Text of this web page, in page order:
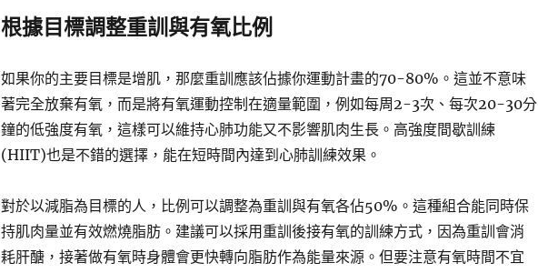
根據目標調整重訓與有氧比例
如果你的主要目標是增肌，那麼重訓應該佔據你運動計畫的70-80%。這並不意味
著完全放棄有氧，而是將有氧運動控制在適量範圍，例如每周2-3次、每次20-30分
鐘的低強度有氧，這樣可以維持心肺功能又不影響肌肉生長。高強度間歇訓練
(HIIT)也是不錯的選擇，能在短時間內達到心肺訓練效果。
對於以減脂為目標的人，比例可以調整為重訓與有氧各佔50%。這種組合能同時保
持肌肉量並有效燃燒脂肪。建議可以採用重訓後接有氧的訓練方式，因為重訓會消
耗肝醣，接著做有氧時身體會更快轉向脂肪作為能量來源。但要注意有氧時間不宜